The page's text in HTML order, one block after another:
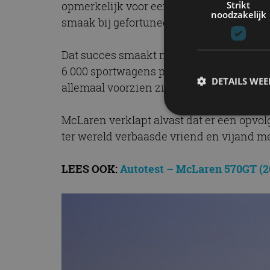
opmerkelijk voor een fabrikant die
smaak bij gefortuneerde autoliefhebbers.
Dat succes smaakt naar meer.
6.000 sportwagens per jaar. Tussen nu
allemaal voorzien zijn van elektro-
McLaren verklapt alvast dat er een
ter wereld verbaasde vriend en vijand
LEES OOK:Autotest – McLaren 570GT
Strikt
noodzakelijk
DETAILS
accountbeheer. De
Naam